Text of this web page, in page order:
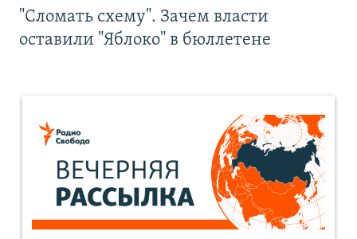
"Сломать схему". Зачем власти
оставили "Яблоко" в бюллетене